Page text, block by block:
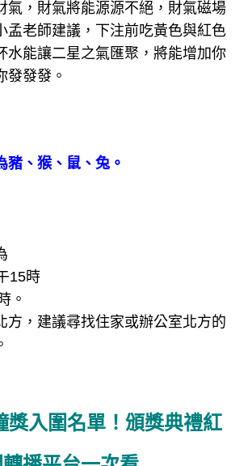
氣，財氣將能源源不絕，財氣磁場
孟老師建議，下注前吃黃色與紅色
水能讓二星之氣匯聚，將能增加你
發發發。
豬、猴、鼠、兔。
15時
。
方，建議尋找住家或辦公室北方的
獎入圍名單！頒獎典禮紅